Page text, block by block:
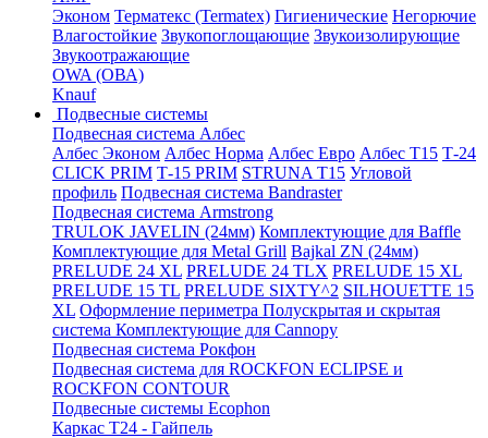
Эконом Терматекс (Termatex) Гигиенические Негорючие
Влагостойкие Звукопоглощающие Звукоизолирующие
Звукоотражающие
OWA (ОВА)
Knauf
Подвесные системы
Подвесная система Албес
Албес Эконом Албес Норма Албес Евро Албес T15 Т-24
CLICK PRIM Т-15 PRIM STRUNA Т15 Угловой
профиль Подвесная система Bandraster
Подвесная система Armstrong
TRULOK JAVELIN (24мм) Комплектующие для Baffle
Комплектующие для Metal Grill Bajkal ZN (24мм)
PRELUDE 24 XL PRELUDE 24 TLX PRELUDE 15 XL
PRELUDE 15 TL PRELUDE SIXTY^2 SILHOUETTE 15
XL Оформление периметра Полускрытая и скрытая
система Комплектующие для Cannopy
Подвесная система Рокфон
Подвесная система для ROCKFON ECLIPSE и
ROCKFON CONTOUR
Подвесные системы Ecophon
Каркас Т24 - Гайпель